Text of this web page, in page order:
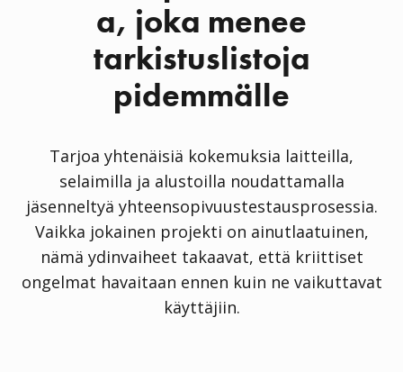
a, joka menee
tarkistuslistoja
pidemmälle
Tarjoa yhtenäisiä kokemuksia laitteilla,
selaimilla ja alustoilla noudattamalla
jäsenneltyä yhteensopivuustestausprosessia.
Vaikka jokainen projekti on ainutlaatuinen,
nämä ydinvaiheet takaavat, että kriittiset
ongelmat havaitaan ennen kuin ne vaikuttavat
käyttäjiin.